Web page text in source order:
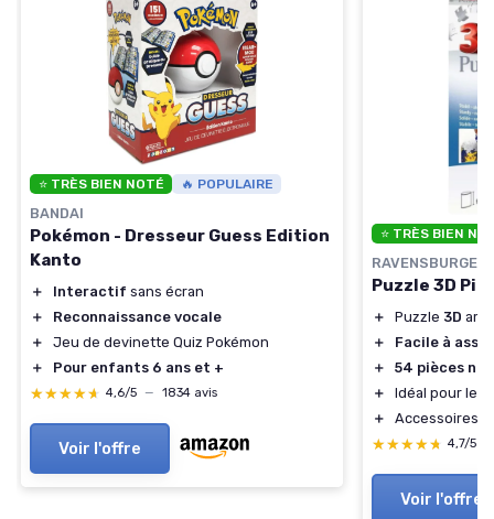
⭐ TRÈS BIEN NOTÉ 🔥 POPULAIRE
BANDAI
Pokémon - Dresseur Guess Edition
Kanto
＋ Interactif sans écran
＋
Reconnaissance vocale
＋
Jeu de devinette Quiz Pokémon
＋
Pour enfants 6 ans et +
★★★★★
★★★★★ 4,6/5 — 1834 avis
Voir l'offre
⭐ TRÈS BIEN
RAVENSBURGER
Puzzle 3D
＋ Puzzle 3D
＋
Facile à
＋
54 pièces
＋
Idéal pour les
＋
Accessoires
★★★★★
★★★★★ 4,7/5
Voir l'offre